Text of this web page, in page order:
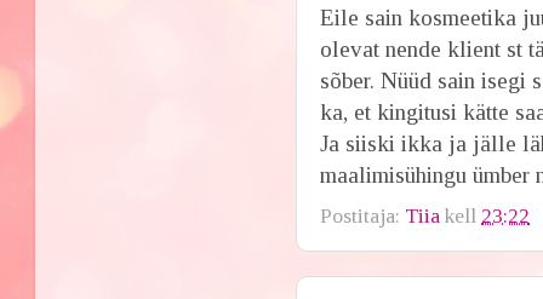
Eile sain kosmeetika
olevat nende klient st
sõber. Nüüd sain
ka, et kingitusi kätte
Ja siiski ikka ja jälle
maalimisühingu ümber
Postitaja: Tiia kell 23:22